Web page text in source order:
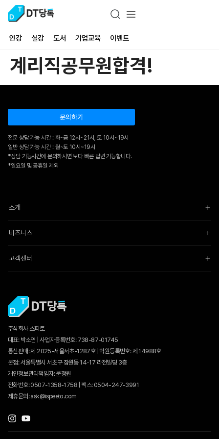
인강 실강 도서 기업교육 이벤트
계리직공무원합격!
문의하기
전문 상담 가능 시간 : 화~금 12시~21시, 토 10시~19시
일반 상담 가능 시간 : 월~토 10시~19시
*상담 가능시간에 문의하시면 보다 빠른 답변 가능합니다.
*일요일 및 공휴일 제외
소개
비즈니스
고객센터
주식회사 스피토
대표: 박소연 | 사업자등록번호: 738-87-01745
통신판매:제 2025-서울서초-1287호| 학원등록번호: 제 14988호
본점: 서울특별시 서초구 잠원동 14-17 라전빌딩 3층
개인정보관리책임자: 문정원
전화번호: 0507-1358-1758 | 팩스: 0504-247-3991
제휴문의: ask@ispeeto.com